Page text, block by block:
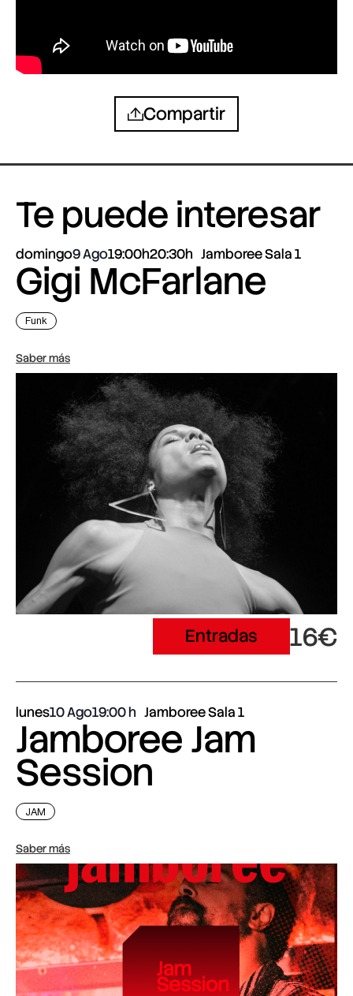
Compartir
Te puede interesar
domingo9 Ago19:00h20:30h Jamboree Sala 1
Gigi McFarlane
Funk
Saber más
Entradas 16€
lunes10 Ago19:00 Jamboree Sala 1
Jamboree Jam
Session
JAM
Saber más